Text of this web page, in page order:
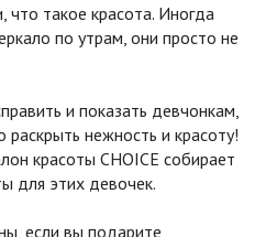
такое красота. Иногда
по утрам, они просто не
и показать девчонкам,
нежность и красоту!
красоты CHOICE собирает
для этих девочек.
если вы подарите